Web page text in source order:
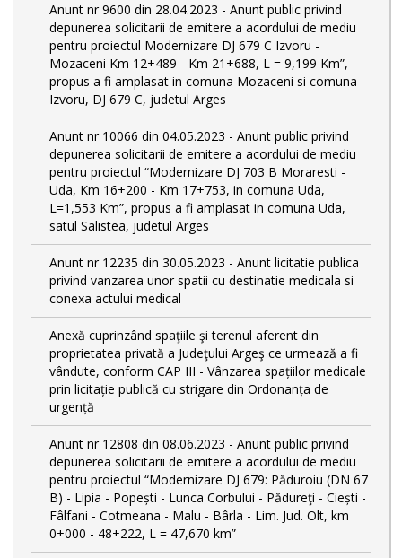
Anunt nr 9600 din 28.04.2023 - Anunt public privind
depunerea solicitarii de emitere a acordului de mediu
pentru proiectul Modernizare DJ 679 C Izvoru -
Mozaceni Km 12+489 - Km 21+688, L = 9,199 Km”,
propus a fi amplasat in comuna Mozaceni si comuna
Izvoru, DJ 679 C, judetul Arges
Anunt nr 10066 din 04.05.2023 - Anunt public privind
depunerea solicitarii de emitere a acordului de mediu
pentru proiectul “Modernizare DJ 703 B Moraresti -
Uda, Km 16+200 - Km 17+753, in comuna Uda,
L=1,553 Km”, propus a fi amplasat in comuna Uda,
satul Salistea, judetul Arges
Anunt nr 12235 din 30.05.2023 - Anunt licitatie publica
privind vanzarea unor spatii cu destinatie medicala si
conexa actului medical
Anexă cuprinzând spaţiile şi terenul aferent din
proprietatea privată a Judeţului Argeş ce urmează a fi
vândute, conform CAP III - Vânzarea spațiilor medicale
prin licitație publică cu strigare din Ordonanța de
urgență
Anunt nr 12808 din 08.06.2023 - Anunt public privind
depunerea solicitarii de emitere a acordului de mediu
pentru proiectul “Modernizare DJ 679: Păduroiu (DN 67
B) - Lipia - Popești - Lunca Corbului - Pădureţi - Ciești -
Fâlfani - Cotmeana - Malu - Bârla - Lim. Jud. Olt, km
0+000 - 48+222, L = 47,670 km”